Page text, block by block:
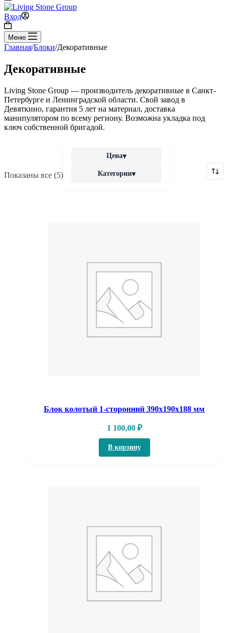
Вход
Корзина
Меню
Главная/Блоки/Декоративные
Декоративные
Living Stone Group — производитель декоративные в Санкт-
Петербурге и Ленинградской области. Свой завод в
Девяткино, гарантия 5 лет на материал, доставка
манипулятором по всему региону. Возможна укладка под
ключ собственной бригадой.
Показаны все (5)
Цена▾
Категории▾
Блок колотый 1-сторонний 390х190х188 мм
1 100,00 ₽
В корзину